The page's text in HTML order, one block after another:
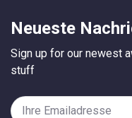
Neueste
Sign up for our newest
stuff